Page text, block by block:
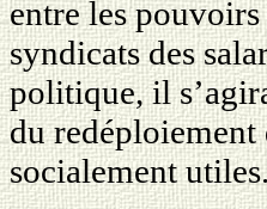
entre les
syndicats des
politique, il
du redéploiement
socialement